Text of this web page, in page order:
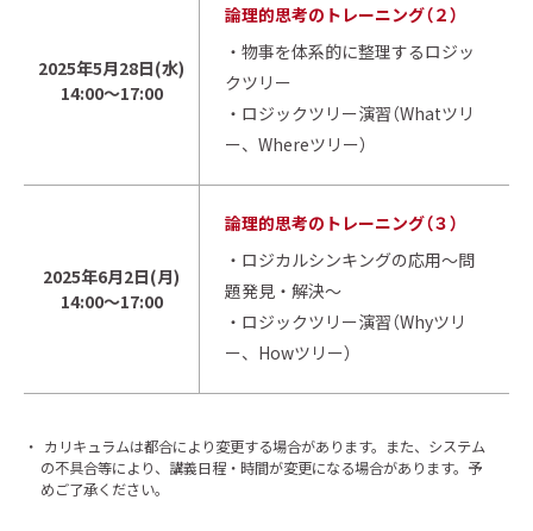
2025年5月28日(水)
14:00～17:00
論理的思考のトレーニング（２）
・物事を体系的に整理するロジッ
クツリー
・ロジックツリー演習（Whatツリ
ー、Whereツリー）
2025年6月2日(月)
14:00～17:00
論理的思考のトレーニング（３）
・ロジカルシンキングの応用～問
題発見・解決～
・ロジックツリー演習（Whyツリ
ー、Howツリー）
・ カリキュラムは都合により変更する場合があります。また、システム
の不具合等により、講義日程・時間が変更になる場合があります。予
めご了承ください。